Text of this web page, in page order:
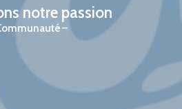
notre passion